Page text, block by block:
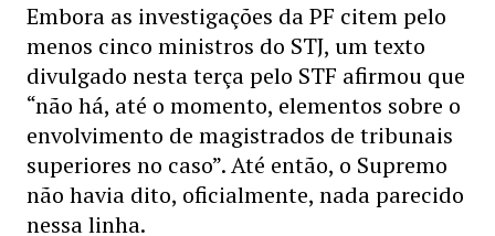
Embora as investigações da PF citem pelo
menos cinco ministros do STJ, um texto
divulgado nesta terça pelo STF afirmou que
“não há, até o momento, elementos sobre o
envolvimento de magistrados de tribunais
superiores no caso”. Até então, o Supremo
não havia dito, oficialmente, nada parecido
nessa linha.